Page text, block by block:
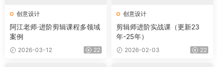
创意设计
阿江老师·进阶剪辑课程多领域
案例
2026-03-12 22
创意设计
剪辑师进阶实战课（更新23
年-25年）
2026-02-03 22